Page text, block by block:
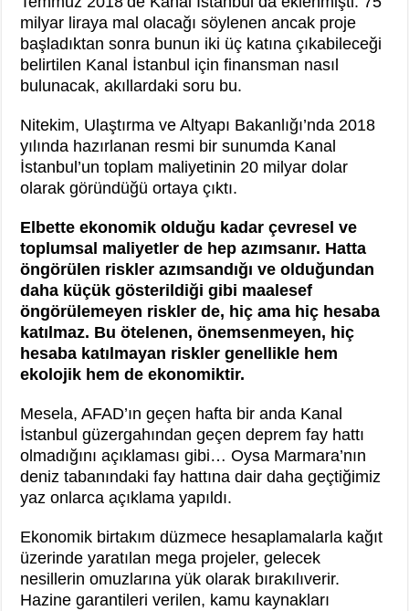
milyar liraya mal olacağı söylenen ancak proje
başladıktan sonra bunun iki üç katına çıkabileceği
belirtilen Kanal İstanbul için finansman nasıl
bulunacak, akıllardaki soru bu.
Nitekim, Ulaştırma ve Altyapı Bakanlığı’nda 2018
yılında hazırlanan resmi bir sunumda Kanal
İstanbul’un toplam maliyetinin 20 milyar dolar
olarak göründüğü ortaya çıktı.
Elbette ekonomik olduğu kadar çevresel ve
toplumsal maliyetler de hep azımsanır. Hatta
öngörülen riskler azımsandığı ve olduğundan
daha küçük gösterildiği gibi maalesef
öngörülemeyen riskler de, hiç ama hiç hesaba
katılmaz. Bu ötelenen, önemsenmeyen, hiç
hesaba katılmayan riskler genellikle hem
ekolojik hem de ekonomiktir.
Mesela, AFAD’ın geçen hafta bir anda Kanal
İstanbul güzergahından geçen deprem fay hattı
olmadığını açıklaması gibi… Oysa Marmara’nın
deniz tabanındaki fay hattına dair daha geçtiğimiz
yaz onlarca açıklama yapıldı.
Ekonomik birtakım düzmece hesaplamalarla kağıt
üzerinde yaratılan mega projeler, gelecek
nesillerin omuzlarına yük olarak bırakılıverir.
Hazine garantileri verilen, kamu kaynakları